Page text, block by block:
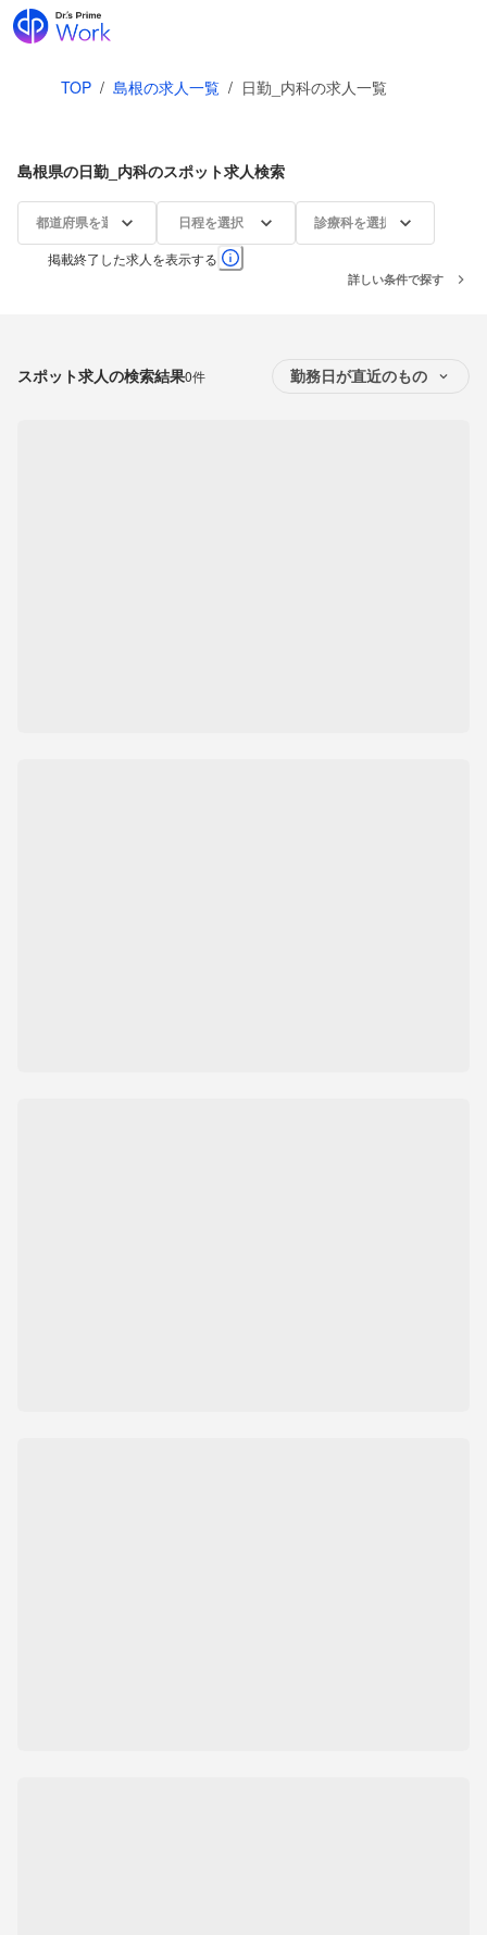
TOP / 島根の求人一覧 / 日勤_内科の求人一覧
島根県の日勤_内科のスポット求人検索
都道府県を選択 日程を選択 診療科を選択
掲載終了した求人を表示する
詳しい条件で探す
スポット求人の検索結果0件 勤務日が直近のもの